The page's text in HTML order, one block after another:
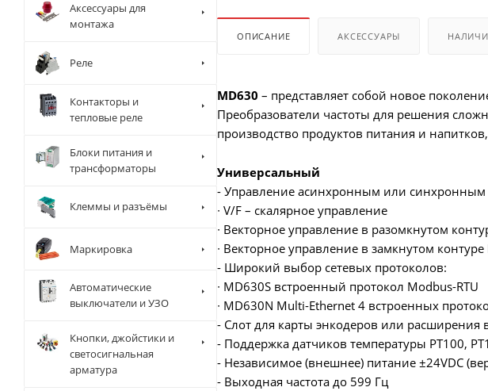
ОПИСАНИЕ АКСЕССУАРЫ
MD630 – представляет собой новое
Преобразователи частоты для решения
производство продуктов питания и
Универсальный
- Управление асинхронным или синхронным
∙ V/F – скалярное управление
∙ Векторное управление в разомкнутом
∙ Векторное управление в замкнутом контуре
- Широкий выбор сетевых протоколов:
∙ MD630S встроенный протокол Modbus-RTU
∙ MD630N Multi-Ethernet 4 встроенных
- Слот для карты энкодеров или расширения
- Поддержка датчиков температуры PT100,
- Независимое (внешнее) питание ±24VDC
- Выходная частота до 599 Гц
Аксессуары для
монтажа
Реле
Контакторы и
тепловые реле
Блоки питания и
трансформаторы
Клеммы и разъёмы
Маркировка
Автоматические
выключатели и УЗО
Кнопки, джойстики и
светосигнальная
арматура